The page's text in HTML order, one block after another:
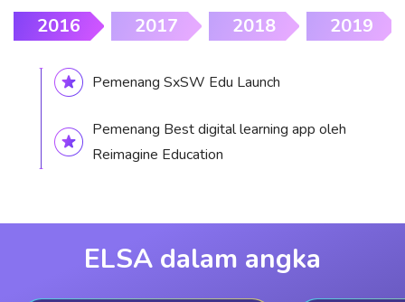
2016 2017 2018 2019
Pemenang SxSW Edu Launch
Pemenang Best digital learning app oleh
Reimagine Education
ELSA dalam angka